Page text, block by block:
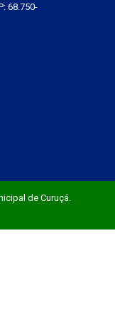
68.750-
de Curuçá.